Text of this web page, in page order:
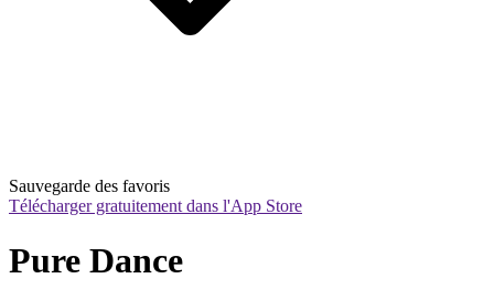
Sauvegarde des favoris
Télécharger gratuitement dans l'App Store
Pure Dance